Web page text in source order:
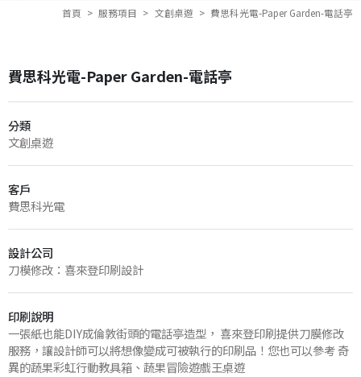
首頁 服務項目 文創桌遊 費思科光電-Paper Garden-電話亭
費思科光電-Paper Garden-電話亭
分類
文創桌遊
客戶
費思科光電
設計公司
刀模修改：喜來登印刷設計
印刷說明
一張紙也能DIY成倫敦街頭的電話亭造型， 喜來登印刷提供刀膜修改
服務，讓設計師可以將想像變成可被執行的印刷品！您也可以參考奇
異的蔬果彩虹行動教具箱 、 蔬果冒險遊戲王桌遊